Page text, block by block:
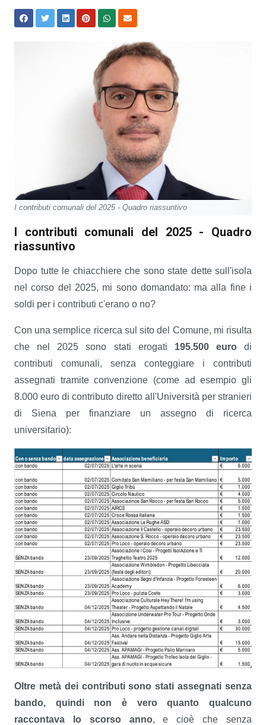
I contributi comunali del 2025 - Quadro riassuntivo
I contributi comunali del 2025 - Quadro
riassuntivo
Dopo tutte le chiacchiere che sono state dette sull'isola
nel corso del 2025, mi sono domandato: ma alla fine i
soldi per i contributi c'erano o no?
Con una semplice ricerca sul sito del Comune, mi risulta
che nel 2025 sono stati erogati 195.500 euro di
contributi comunali, senza conteggiare i contributi
assegnati tramite convenzione (come ad esempio gli
8.000 euro di contributo diretto all'Università per stranieri
di Siena per finanziare un assegno di ricerca
universitario):
Oltre metà dei contributi sono stati assegnati senza
bando, quindi non è vero quanto qualcuno
raccontava lo scorso anno, e cioè che senza